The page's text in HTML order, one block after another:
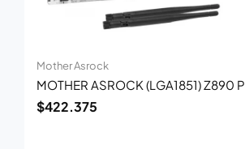
Mother Asrock
MOTHER ASROCK (LGA1851) Z890 P
$422.375